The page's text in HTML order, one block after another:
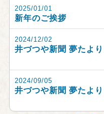
2025/01/01
新年の
2024/12/02
井づつや新聞 夢た
2024/09/05
井づつや新聞 夢た